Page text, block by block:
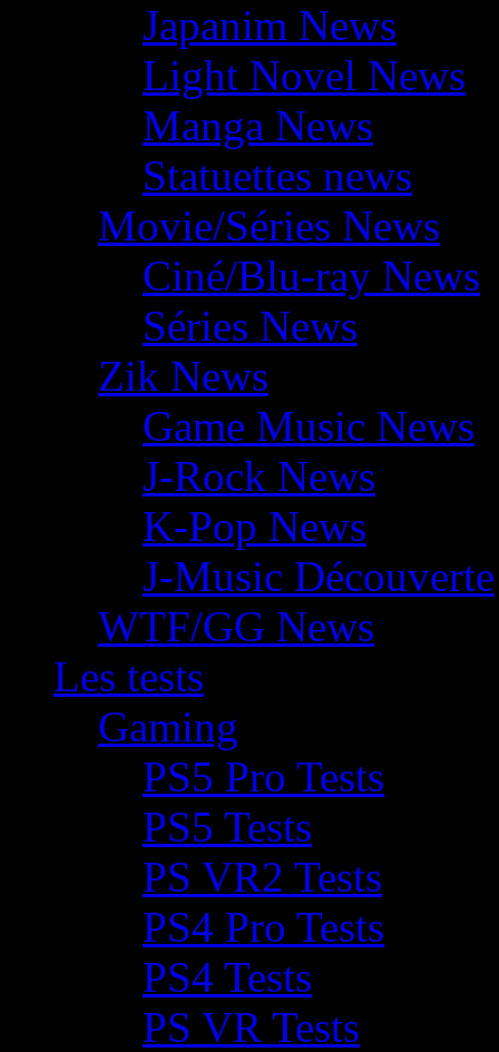
Japanim News
Light Novel News
Manga News
Statuettes news
Movie/Séries News
Ciné/Blu-ray News
Séries News
Zik News
Game Music News
J-Rock News
K-Pop News
J-Music Découverte
WTF/GG News
Les tests
Gaming
PS5 Pro Tests
PS5 Tests
PS VR2 Tests
PS4 Pro Tests
PS4 Tests
PS VR Tests